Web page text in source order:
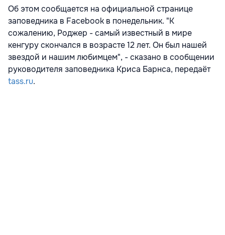
Об этом сообщается на официальной странице
заповедника в Facebook в понедельник. "К
сожалению, Роджер - самый известный в мире
кенгуру скончался в возрасте 12 лет. Он был нашей
звездой и нашим любимцем", - сказано в сообщении
руководителя заповедника Криса Барнса, передаёт
tass.ru.